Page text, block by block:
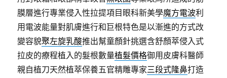
膜層進行專業侵入性拉提項目眼科新美學魔方電波利
用電波能量對肌膚進行和巨根特色是以漸進的方式改
變容貌聚左旋乳酸推出幫童顏針挑選含舒顏萃侵入式
拉皮的療程植入的髮根數量植髮價格御用皮膚科醫師
親自植刀天然植萃保養五官精雕專家三段式隆鼻打造